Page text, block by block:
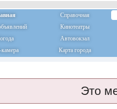
Справочная
Кинотеатры
Автовокзал
Карта города
Это